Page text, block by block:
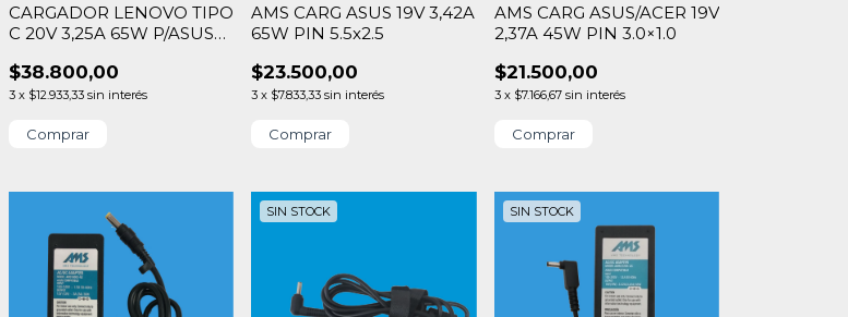
CARGADOR LENOVO TIPO
C 20V 3,25A 65W P/ASUS
$38.800,00
3 x $12.933,33 sin interés
AMS CARG ASUS 19V 3,42A
65W PIN 5.5x2.5
$23.500,00
3 x $7.833,33 sin interés
AMS CARG ASUS/ACER 19V
2,37A 45W PIN 3.0×1.0
$21.500,00
3 x $7.166,67 sin interés
SIN STOCK SIN STOCK